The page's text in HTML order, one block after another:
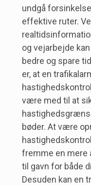
undgå
effektive ruter.
og vejarbejde
bedre og spare
er, at en
være med til at
bøder. At være
fremme en mere
til gavn for både
Desuden kan en